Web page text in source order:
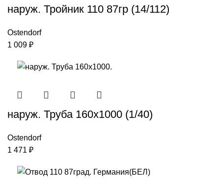
наруж. Тройник 110 87гр (14/112)
Ostendorf
1 009 ₽
наруж. Труба 160х1000 (1/40)
Ostendorf
1 471 ₽